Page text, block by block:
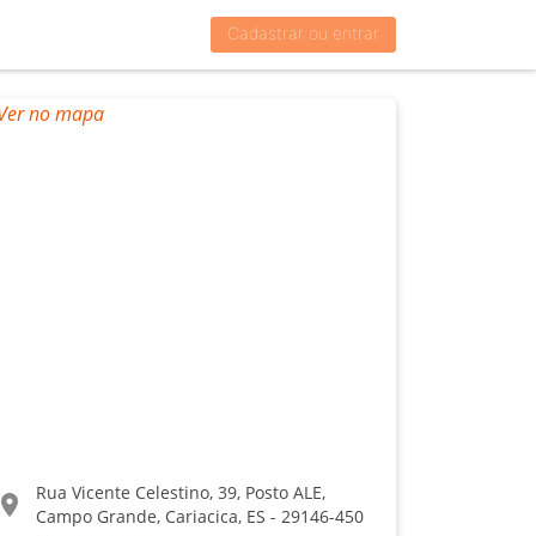
Cadastrar ou entrar
location_on
Rua Vicente Celestino, 39, Posto ALE,
Campo Grande, Cariacica, ES - 29146-450